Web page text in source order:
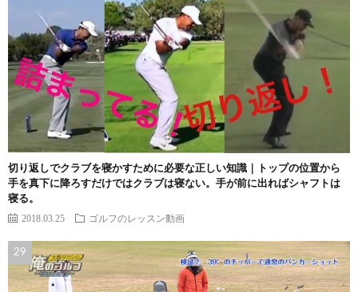
切り返しでクラブを寝かすために必要な正しい知識｜トップの位置から
手を真下に降ろすだけではクラブは寝ない。手が前に出ればシャフトは
寝る。
2018.03.25 ゴルフのレッスン動画